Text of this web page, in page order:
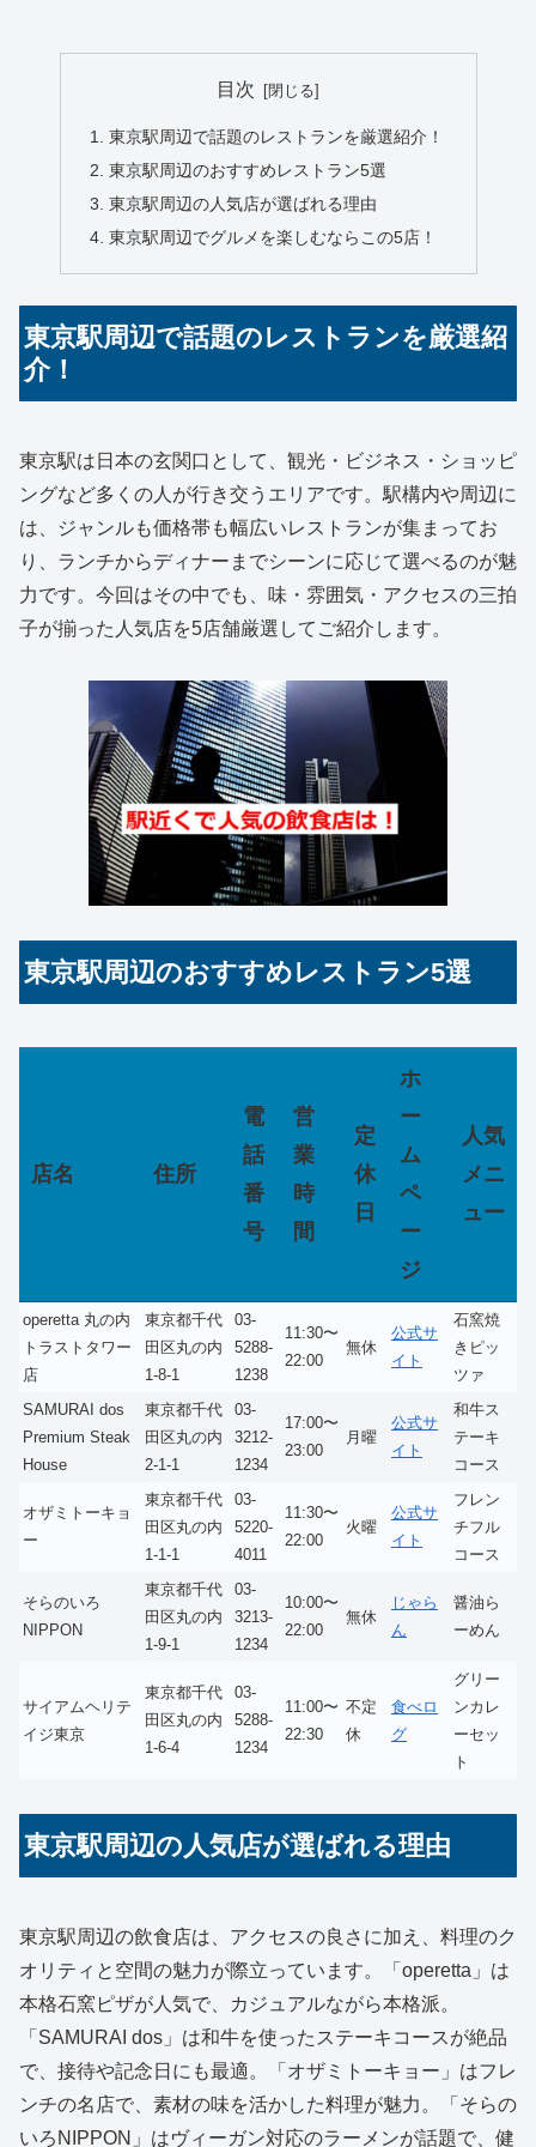
目次
東京駅周辺で話題のレストランを厳選紹介！
東京駅周辺のおすすめレストラン5選
東京駅周辺の人気店が選ばれる理由
東京駅周辺でグルメを楽しむならこの5店！
東京駅周辺で話題のレストランを厳選紹
介！
東京駅は日本の玄関口として、観光・ビジネス・ショッピ
ングなど多くの人が行き交うエリアです。駅構内や周辺に
は、ジャンルも価格帯も幅広いレストランが集まってお
り、ランチからディナーまでシーンに応じて選べるのが魅
力です。今回はその中でも、味・雰囲気・アクセスの三拍
子が揃った人気店を5店舗厳選してご紹介します。
東京駅周辺のおすすめレストラン5選
店名 住所
電
話
番
号
営
業
時
間
定
休
日
ホ
ー
ム
ペ
ー
ジ
人気
メニ
ュー
operetta 丸の内
トラストタワー
店
東京都千代
田区丸の内
1-8-1
03-
5288-
1238
11:30〜
22:00
無休
公式サ
イト
石窯焼
きピッ
ツァ
SAMURAI dos
Premium Steak
House
東京都千代
田区丸の内
2-1-1
03-
3212-
1234
17:00〜
23:00
月曜
公式サ
イト
和牛ス
テーキ
コース
オザミトーキョ
ー
東京都千代
田区丸の内
1-1-1
03-
5220-
4011
11:30〜
22:00
火曜
公式サ
イト
フレン
チフル
コース
そらのいろ
NIPPON
東京都千代
田区丸の内
1-9-1
03-
3213-
1234
10:00〜
22:00
無休
じゃら
ん
醤油ら
ーめん
サイアムヘリテ
イジ東京
東京都千代
田区丸の内
1-6-4
03-
5288-
1234
11:00〜
22:30
不定
休
食べロ
グ
グリー
ンカレ
ーセッ
ト
東京駅周辺の人気店が選ばれる理由
東京駅周辺の飲食店は、アクセスの良さに加え、料理のク
オリティと空間の魅力が際立っています。「operetta」は
本格石窯ピザが人気で、カジュアルながら本格派。
「SAMURAI dos」は和牛を使ったステーキコースが絶品
で、接待や記念日にも最適。「オザミトーキョー」はフレ
ンチの名店で、素材の味を活かした料理が魅力。「そらの
いろNIPPON」はヴィーガン対応のラーメンが話題で、健